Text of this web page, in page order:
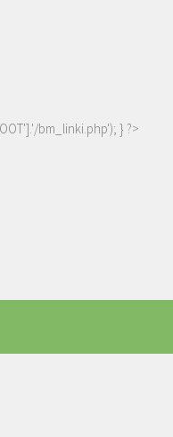
bm_linki.php'); } ?>